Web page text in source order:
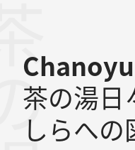
茶の湯日
しらへの